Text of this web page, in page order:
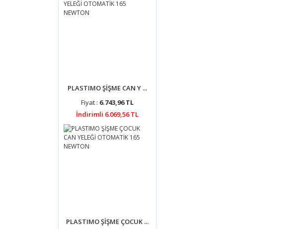
PLASTIMO ŞİŞME CAN Y ...
Fiyat : 6.743,96 TL
İndirimli 6.069,56 TL
PLASTIMO ŞİŞME ÇOCUK ...